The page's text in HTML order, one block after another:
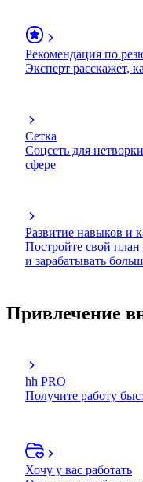
Рекомендация по
Эксперт расскажет,
Сетка
Соцсеть для
сфере
Развитие навыков и
Постройте свой план
и зарабатывать
Привлечение
hh PRO
Получите работу
Хочу у вас работать